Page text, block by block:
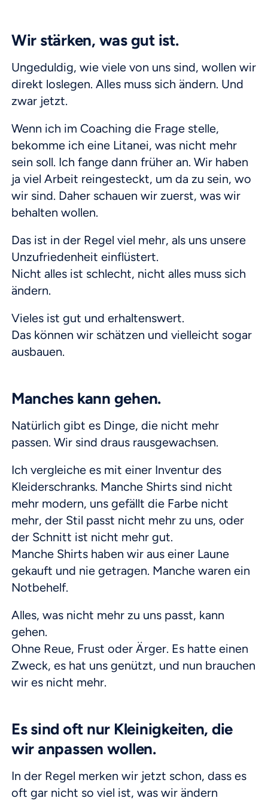
Wir stärken, was gut ist.
Ungeduldig, wie viele von uns sind, wollen wir
direkt loslegen. Alles muss sich ändern. Und
zwar jetzt.
Wenn ich im Coaching die Frage stelle,
bekomme ich eine Litanei, was nicht mehr
sein soll. Ich fange dann früher an. Wir haben
ja viel Arbeit reingesteckt, um da zu sein, wo
wir sind. Daher schauen wir zuerst, was wir
behalten wollen.
Das ist in der Regel viel mehr, als uns unsere
Unzufriedenheit einflüstert.
Nicht alles ist schlecht, nicht alles muss sich
ändern.
Vieles ist gut und erhaltenswert.
Das können wir schätzen und vielleicht sogar
ausbauen.
Manches kann gehen.
Natürlich gibt es Dinge, die nicht mehr
passen. Wir sind draus rausgewachsen.
Ich vergleiche es mit einer Inventur des
Kleiderschranks. Manche Shirts sind nicht
mehr modern, uns gefällt die Farbe nicht
mehr, der Stil passt nicht mehr zu uns, oder
der Schnitt ist nicht mehr gut.
Manche Shirts haben wir aus einer Laune
gekauft und nie getragen. Manche waren ein
Notbehelf.
Alles, was nicht mehr zu uns passt, kann
gehen.
Ohne Reue, Frust oder Ärger. Es hatte einen
Zweck, es hat uns genützt, und nun brauchen
wir es nicht mehr.
Es sind oft nur Kleinigkeiten, die
wir anpassen wollen.
In der Regel merken wir jetzt schon, dass es
oft gar nicht so viel ist, was wir ändern